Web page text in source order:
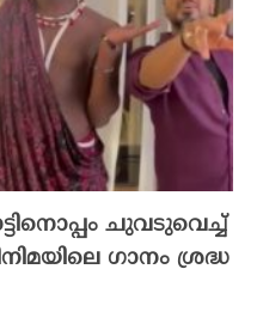
ചുവടുവെച്ച്
ഗാനം ശ്രദ്ധ